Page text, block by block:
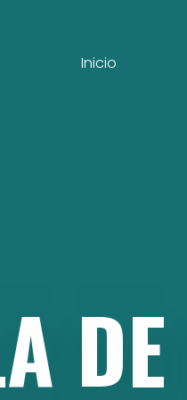
Inicio
DE